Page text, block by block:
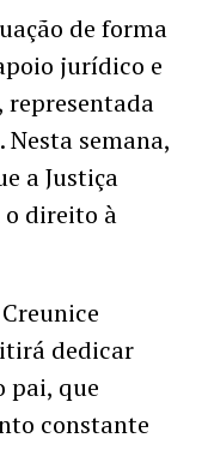
de forma
jurídico e
representada
semana,
a Justiça
o direito à
dedicar
pai, que
constante